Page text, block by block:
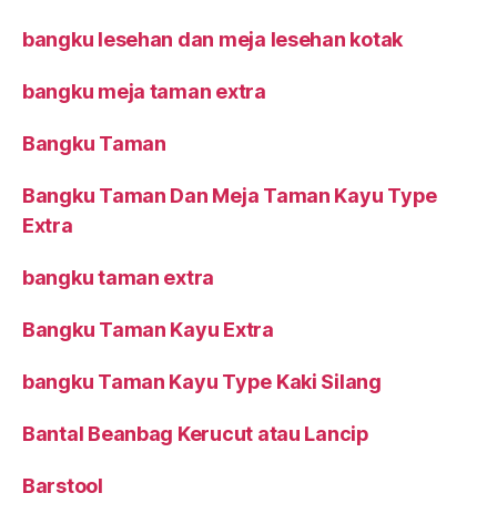
bangku lesehan dan meja lesehan kotak
bangku meja taman extra
Bangku Taman
Bangku Taman Dan Meja Taman Kayu Type
Extra
bangku taman extra
Bangku Taman Kayu Extra
bangku Taman Kayu Type Kaki Silang
Bantal Beanbag Kerucut atau Lancip
Barstool